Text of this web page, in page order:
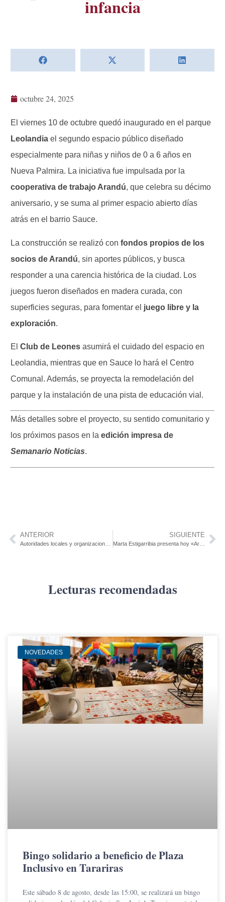
infancia
octubre 24, 2025
El viernes 10 de octubre quedó inaugurado en el parque
Leolandia el segundo espacio público diseñado
especialmente para niñas y niños de 0 a 6 años en
Nueva Palmira. La iniciativa fue impulsada por la
cooperativa de trabajo Arandú, que celebra su décimo
aniversario, y se suma al primer espacio abierto días
atrás en el barrio Sauce.
La construcción se realizó con fondos propios de los
socios de Arandú, sin aportes públicos, y busca
responder a una carencia histórica de la ciudad. Los
juegos fueron diseñados en madera curada, con
superficies seguras, para fomentar el juego libre y la
exploración.
El Club de Leones asumirá el cuidado del espacio en
Leolandia, mientras que en Sauce lo hará el Centro
Comunal. Además, se proyecta la remodelación del
parque y la instalación de una pista de educación vial.
Más detalles sobre el proyecto, su sentido comunitario y
los próximos pasos en la edición impresa de
Semanario Noticias.
ANTERIOR SIGUIENTE
Marta Estigarribia presenta hoy «Artigas y yo»
Lecturas recomendadas
NOVEDADES
Bingo solidario a beneficio de Plaza
Inclusivo en Tarariras
Este sábado 8 de agosto, desde las 15:00, se realizará un bingo